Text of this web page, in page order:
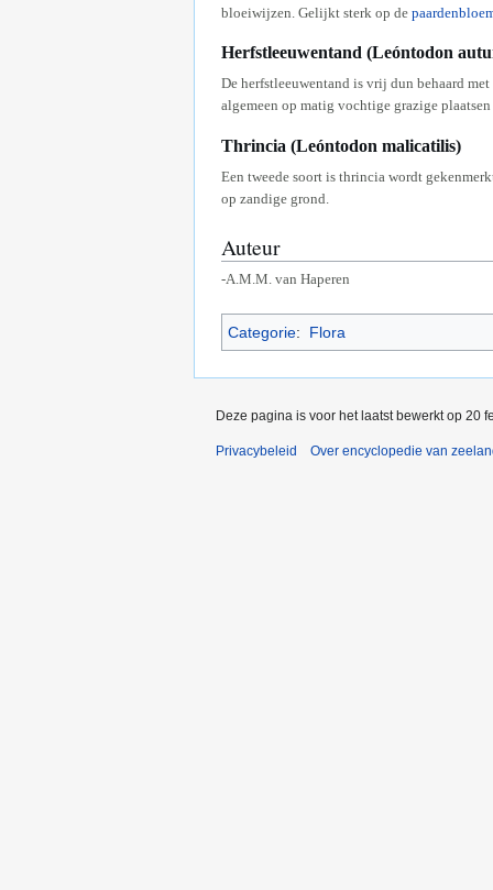
bloeiwijzen. Gelijkt sterk op de
Herfstleeuwentand (Leóntodon
De herfstleeuwentand is vrij dun behaard
algemeen op matig vochtige grazige
Thrincia (Leóntodon malicatilis)
Een tweede soort is thrincia wordt
op zandige grond.
Auteur
-A.M.M. van Haperen
Categorie: Flora
Deze pagina is voor het laatst bewerkt op 20
Privacybeleid Over encyclopedie van